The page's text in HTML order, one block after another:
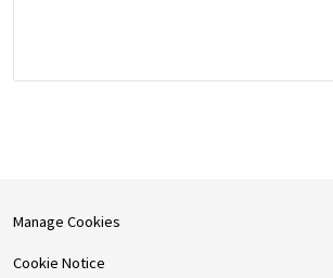
Manage Cookies
Cookie Notice